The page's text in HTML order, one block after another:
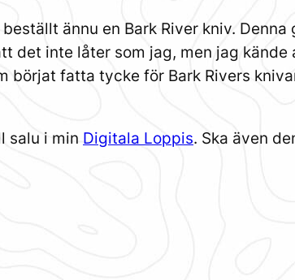
ännu en Bark River kniv.
det inte låter som jag, men jag
börjat fatta tycke för Bark Rivers
salu i min Digitala Loppis. Ska även